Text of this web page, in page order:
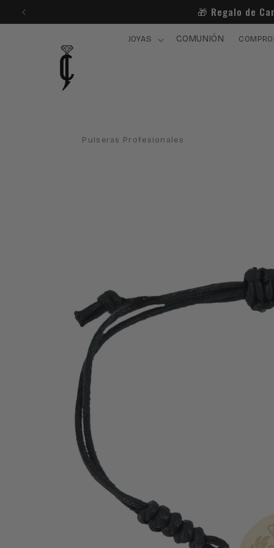
directamente
al contenido
🎁​ Regalo de
JOYAS COMUNIÓN
Pulseras Profesionales